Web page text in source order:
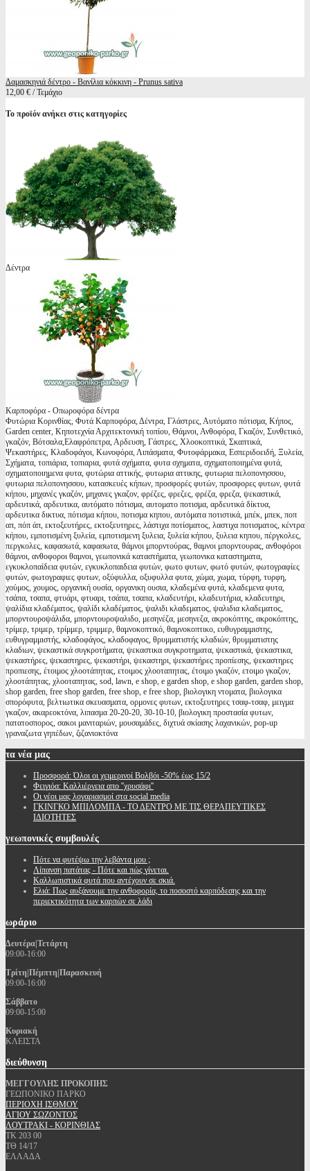
Δαμασκηνιά δέντρο - Βανίλια κόκκινη - Prunus sativa
12,00 € / Τεμάχιο
Το προϊόν ανήκει στις κατηγορίες
Δέντρα
Καρποφόρα - Οπωροφόρα δέντρα
Φυτώρια Κορινθίας, Φυτά Καρποφόρα, Δέντρα, Γλάστρες, Αυτόματο πότισμα, Κήπος,
Garden center, Κηποτεχνία Αρχιτεκτονική τοπίου, Θάμνοι, Ανθοφόρα, Γκαζόν, Συνθετικό,
γκαζόν, Βότσαλα,Ελαφρόπετρα, Αρδευση, Γάστρες, Χλοοκοπτικά, Σκαπτικά,
Ψεκαστήρες, Κλαδοφάγοι, Κωνοφόρα, Λιπάσματα, Φυτοφάρμακα, Εσπεριδοειδή, Ξυλεία,
Σχήματα, τοπιάρια, τοπιαρια, φυτά σχήματα, φυτα σχηματα, σχηματοποιημένα φυτά,
σχηματοποιημενα φυτα, φυτώρια αττικής, φυτωρια αττικης, φυτωρια πελοπονησσου,
φυτωρια πελοπονησσου, κατασκευές κήπων, προσφορές φυτών, προσφορες φυτων, φυτά
κήπου, μηχανές γκαζόν, μηχανες γκαζον, φρέζες, φρεζες, φρέζα, φρεζα, ψεκαστικά,
αρδευτικά, αρδευτικα, αυτόματο πότισμα, αυτοματο ποτισμα, αρδευτικά δίκτυα,
αρδευτικα δικτυα, πότισμα κήπου, ποτισμα κηπου, αυτόματα ποτιστικά, μπέκ, μπεκ, ποπ
απ, πόπ άπ, εκτοξευτήρες, εκτοξευτηρες, λάστιχα ποτίσματος, λαστιχα ποτισματος, κέντρα
κήπου, εμποτισμένη ξυλεία, εμποτισμενη ξυλεια, ξυλεία κήπου, ξυλεια κηπου, πέργκολες,
περγκολες, καφασωτά, καφασωτα, θάμνοι μπορντούρας, θαμνοι μπορντουρας, ανθοφόροι
θάμνοι, ανθοφοροι θαμνοι, γεωπονικά καταστήματα, γεωπονικα καταστηματα,
εγκυκλοπαίδεια φυτών, εγκυκλοπαιδεια φυτών, φωτο φυτων, φωτό φυτών, φωτογραφίες
φυτών, φωτογραφιες φυτων, οξύφυλλα, οξυφυλλα φυτα, χώμα, χωμα, τύρφη, τυρφη,
χούμος, χουμος, οργανική ουσία, οργανικη ουσια, κλαδεμένα φυτά, κλαδεμενα φυτα,
τσάπα, τσαπα, φτυάρι, φτυαρι, τσάπα, τσαπα, κλαδευτήρι, κλαδευτήρια, κλαδευτηρι,
ψαλίδια κλαδέματος, ψαλίδι κλαδέματος, ψαλιδι κλαδεματος, ψαλιδια κλαδεματος,
μπορντουροψάλιδα, μπορντουροψαλιδο, μεσηνέζα, μεσηνεζα, ακροκόπτης, ακροκόπτης,
τρίμερ, τριμερ, τρίμμερ, τριμμερ, θαμνοκοπτικό, θαμνοκοπτικο, ευθυγραμμιστης,
ευθυγραμμιστής, κλαδοφάγος, κλαδοφαγος, θρυμματιστής κλαδιών, θρυμματιστης
κλαδιων, ψεκαστικά συγκροτήματα, ψεκαστικα συγκροτηματα, ψεκαστικά, ψεκαστικα,
ψεκαστήρες, ψεκαστηρες, ψεκαστήρι, ψεκαστηρι, ψεκαστήρες προπίεσης, ψεκαστηρες
προπιεσης, έτοιμος χλοοτάπητας, ετοιμος χλοοταπητας, έτοιμο γκαζόν, ετοιμο γκαζον,
χλοοτάπητας, χλοοταπητας, sod, lawn, e shop, e garden shop, e shop garden, garden shop,
shop garden, free shop garden, free shop, e free shop, βιολογικη ντοματα, βιολογικα
σπορόφυτα, βελτιωτικα σκευασματα, ορμονες φυτων, εκτοξευτηρες τσαφ-τσαφ, μειγμα
γκαζον, ακαρεοκτόνα, λιπασμα 20-20-20, 30-10-10, βιολογικη προστασία φυτων,
πατατοσπορος, σακοι μανιταριών, μουσαμάδες, διχτυά σκίασης λαχανικών, pop-up
γραναζωτα γηπέδων, ζιζανιοκτόνα
τα νέα μας
Προσφορά: Όλοι οι χειμερινοί Βολβόι -50% έως 15/2
Φειγιόα: Καλλιέργεια απο ''χρυσάφι''
Oι νέοι μας λογαριασμοί στα social media
ΓΚΙΝΓΚΟ ΜΠΙΛΟΜΠΑ - ΤΟ ΔΕΝΤΡΟ ΜΕ ΤΙΣ ΘΕΡΑΠΕΥΤΙΚΕΣ
ΙΔΙΟΤΗΤΕΣ
γεωπονικές συμβουλές
Πότε να φυτέψω την λεβάντα μου ;
Λίπανση πατάτας - Πότε και πώς γίνεται.
Καλλωπιστικά φυτά που αντέχουν σε σκιά.
Ελιά: Πως αυξάνουμε την ανθοφορία, το ποσοστό καρπόδεσης και την
περιεκτικότητα των καρπών σε λάδι
ωράριο
Δευτέρα|Τετάρτη
09:00-16:00
Τρίτη|Πέμπτη|Παρασκευή
09:00-16:00
Σάββατο
09:00-15:00
Κυριακή
ΚΛΕΙΣΤΑ
διεύθυνση
ΜΕΓΓΟΥΛΗΣ ΠΡΟΚΟΠΗΣ
ΓΕΩΠΟΝΙΚΟ ΠΑΡΚΟ
ΠΕΡΙΟΧΗ ΙΣΘΜΟΥ
ΑΓΙΟΥ ΣΩΖΟΝΤΟΣ
ΛΟΥΤΡΑΚΙ - ΚΟΡΙΝΘΙΑΣ
ΤΚ 203 00
ΤΘ 14/17
ΕΛΛΑΔΑ